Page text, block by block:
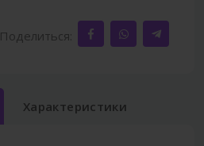
Поделиться:
Характеристики